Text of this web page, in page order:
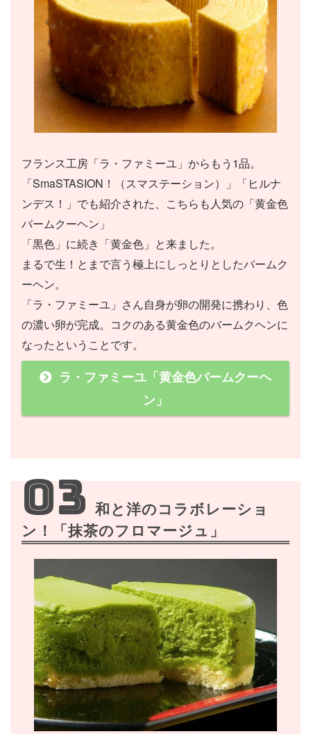
フランス工房「ラ・ファミーユ」からもう1品。
「SmaSTASION！（スマステーション）」「ヒルナ
ンデス！」でも紹介された、こちらも人気の「黄金色
バームクーヘン」
「黒色」に続き「黄金色」と来ました。
まるで生！とまで言う極上にしっとりとしたバームク
ーヘン。
「ラ・ファミーユ」さん自身が卵の開発に携わり、色
の濃い卵が完成。コクのある黄金色のバームクヘンに
なったということです。
ラ・ファミーユ「黄金色バームクーヘ
ン」
03 和と洋のコラボレーショ
ン！「抹茶のフロマージュ」